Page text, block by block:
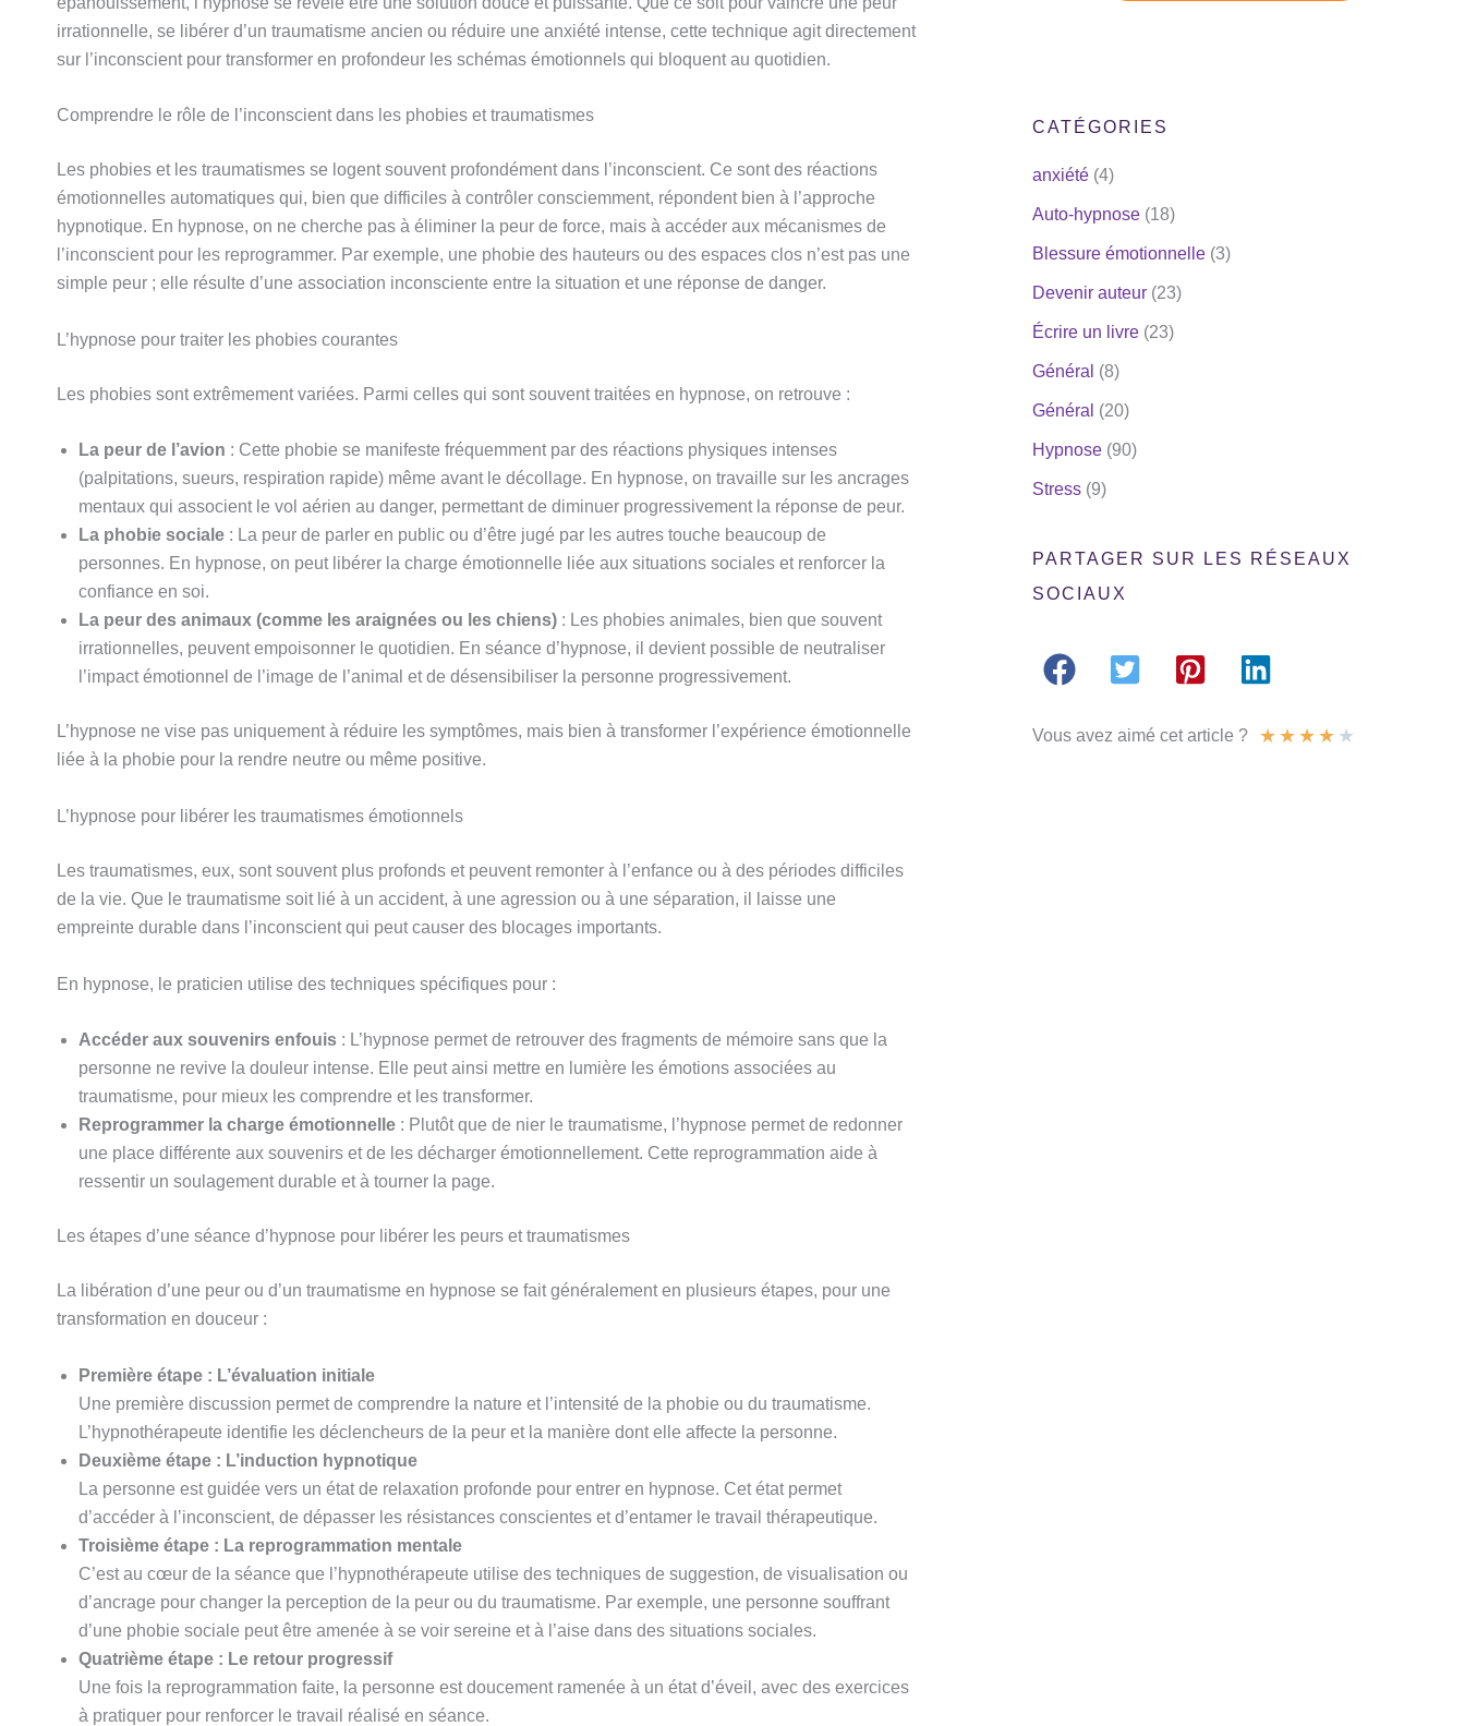
irrationnelle, se libérer d’un traumatisme ancien ou réduire une anxiété intense, cette technique agit directement
sur l’inconscient pour transformer en profondeur les schémas émotionnels qui bloquent au quotidien.
Comprendre le rôle de l’inconscient dans les phobies et traumatismes
Les phobies et les traumatismes se logent souvent profondément dans l’inconscient. Ce sont des réactions
émotionnelles automatiques qui, bien que difficiles à contrôler consciemment, répondent bien à l’approche
hypnotique. En hypnose, on ne cherche pas à éliminer la peur de force, mais à accéder aux mécanismes de
l’inconscient pour les reprogrammer. Par exemple, une phobie des hauteurs ou des espaces clos n’est pas une
simple peur ; elle résulte d’une association inconsciente entre la situation et une réponse de danger.
L’hypnose pour traiter les phobies courantes
Les phobies sont extrêmement variées. Parmi celles qui sont souvent traitées en hypnose, on retrouve :
La peur de l’avion : Cette phobie se manifeste fréquemment par des réactions physiques intenses
(palpitations, sueurs, respiration rapide) même avant le décollage. En hypnose, on travaille sur les ancrages
mentaux qui associent le vol aérien au danger, permettant de diminuer progressivement la réponse de peur.
La phobie sociale : La peur de parler en public ou d’être jugé par les autres touche beaucoup de
personnes. En hypnose, on peut libérer la charge émotionnelle liée aux situations sociales et renforcer la
confiance en soi.
La peur des animaux (comme les araignées ou les chiens) : Les phobies animales, bien que souvent
irrationnelles, peuvent empoisonner le quotidien. En séance d’hypnose, il devient possible de neutraliser
l’impact émotionnel de l’image de l’animal et de désensibiliser la personne progressivement.
L’hypnose ne vise pas uniquement à réduire les symptômes, mais bien à transformer l’expérience émotionnelle
liée à la phobie pour la rendre neutre ou même positive.
L’hypnose pour libérer les traumatismes émotionnels
Les traumatismes, eux, sont souvent plus profonds et peuvent remonter à l’enfance ou à des périodes difficiles
de la vie. Que le traumatisme soit lié à un accident, à une agression ou à une séparation, il laisse une
empreinte durable dans l’inconscient qui peut causer des blocages importants.
En hypnose, le praticien utilise des techniques spécifiques pour :
Accéder aux souvenirs enfouis : L’hypnose permet de retrouver des fragments de mémoire sans que la
personne ne revive la douleur intense. Elle peut ainsi mettre en lumière les émotions associées au
traumatisme, pour mieux les comprendre et les transformer.
Reprogrammer la charge émotionnelle : Plutôt que de nier le traumatisme, l’hypnose permet de redonner
une place différente aux souvenirs et de les décharger émotionnellement. Cette reprogrammation aide à
ressentir un soulagement durable et à tourner la page.
Les étapes d’une séance d’hypnose pour libérer les peurs et traumatismes
La libération d’une peur ou d’un traumatisme en hypnose se fait généralement en plusieurs étapes, pour une
transformation en douceur :
Première étape : L’évaluation initiale
Une première discussion permet de comprendre la nature et l’intensité de la phobie ou du traumatisme.
L’hypnothérapeute identifie les déclencheurs de la peur et la manière dont elle affecte la personne.
Deuxième étape : L’induction hypnotique
La personne est guidée vers un état de relaxation profonde pour entrer en hypnose. Cet état permet
d’accéder à l’inconscient, de dépasser les résistances conscientes et d’entamer le travail thérapeutique.
Troisième étape : La reprogrammation mentale
C’est au cœur de la séance que l’hypnothérapeute utilise des techniques de suggestion, de visualisation ou
d’ancrage pour changer la perception de la peur ou du traumatisme. Par exemple, une personne souffrant
d’une phobie sociale peut être amenée à se voir sereine et à l’aise dans des situations sociales.
Quatrième étape : Le retour progressif
Une fois la reprogrammation faite, la personne est doucement ramenée à un état d’éveil, avec des exercices
à pratiquer pour renforcer le travail réalisé en séance.
CATÉGORIES
anxiété(4)
Auto-hypnose(18)
Blessure émotionnelle(3)
Devenir auteur(23)
Écrire un livre(23)
Général (8)
Général (20)
Hypnose(90)
Stress(9)
PARTAGER SUR LES RÉSEAUX
SOCIAUX
Vous avez aimé cet article ? ★ ★ ★ ★ ★